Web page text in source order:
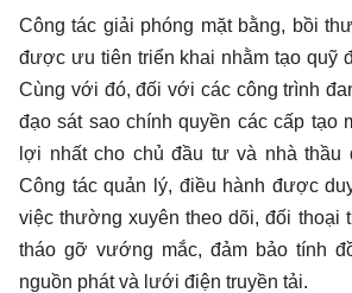
Công tác giải phóng mặt bằng, bồi
được ưu tiên triển khai nhằm tạo quỹ
Cùng với đó, đối với các công trình
đạo sát sao chính quyền các cấp tạo
lợi nhất cho chủ đầu tư và nhà thầu
Công tác quản lý, điều hành được
việc thường xuyên theo dõi, đối thoại
tháo gỡ vướng mắc, đảm bảo tính
nguồn phát và lưới điện truyền tải.